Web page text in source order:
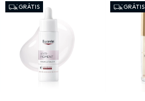
GRÁTIS GRÁTIS